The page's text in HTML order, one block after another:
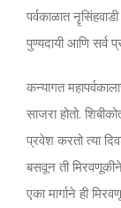
पर्वकाळात
पुण्यदायी आणि सर्व
कन्यागत
साजरा होतो.
प्रवेश करतो त्या
बसवून ती
एका मार्गाने ही